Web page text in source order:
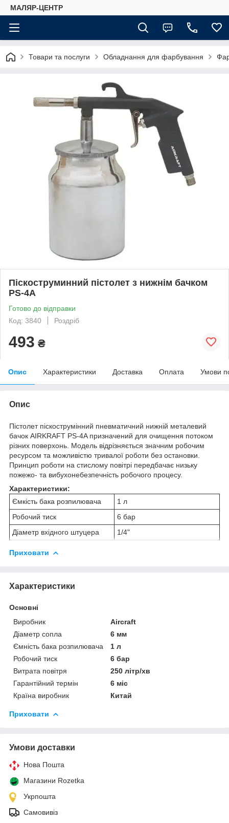
МАЛЯР-ЦЕНТР
Товари та послуги Обладнання для фарбування
Піскоструминний пістолет з нижнім бачком
PS-4А
Готово до відправки
Код: 3840
Роздріб
493 ₴
Опис Характеристики Доставка Оплата Умови
Опис
Пістолет піскострумінний пневматичний нижній металевий
бачок AIRKRAFT PS-4A призначений для очищення потоком
різних поверхонь. Модель відрізняється значним робочим
ресурсом та можливістю тривалої роботи без остановки.
Принцип роботи на стислому повітрі передбачає низьку
пожежо- та вибухонебезпечність робочого процесу.
Характеристики:
Ємкість бака розпилювача
1 л
Робочий тиск
6 бар
Діаметр вхідного штуцера
1/4"
Приховати
Характеристики
Основні
Виробник
Aircraft
Діаметр сопла
6 мм
Ємність бака розпилювача
1 л
Робочий тиск
6 бар
Витрата повітря
250 літр/хв
Гарантійний термін
6 міс
Країна виробник
Китай
Приховати
Умови доставки
Нова Пошта
Магазини Rozetka
Укрпошта
Самовивіз